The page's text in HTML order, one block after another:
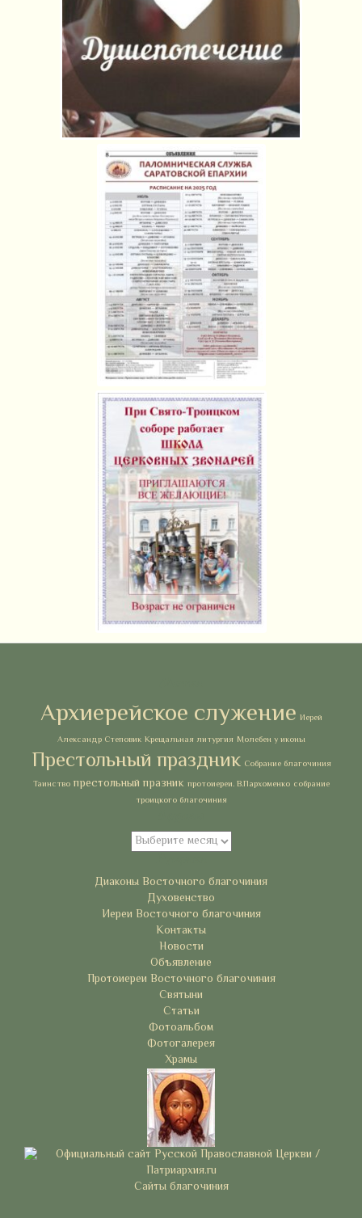
Архиерейское служение Иерей
Александр Степовик Крещальная литургия Молебен у иконы
Престольный праздник Собрание благочиния
Таинство престольный празник протоиереи. В.Пархоменко собрание
троицкого благочиния
Архивы
Диаконы Восточного благочиния
Духовенство
Иереи Восточного благочиния
Контакты
Новости
Объявление
Протоиереи Восточного благочиния
Святыни
Статьи
Фотоальбом
Фотогалерея
Храмы
Сайты благочиния